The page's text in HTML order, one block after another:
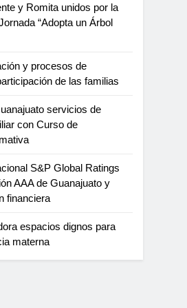
y Romita unidos por la
“Adopta un Árbol
y procesos de
de las familias
servicios de
con Curso de
S&P Global Ratings
AAA de Guanajuato y
financiera
espacios dignos para
materna